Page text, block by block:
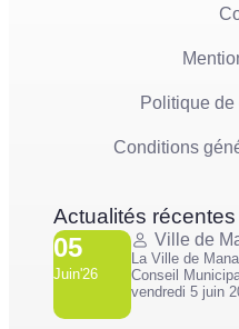
Politique
Conditions
Actualités récentes
05
Juin'26
Ville de
La Ville de
Conseil
vendredi 5 juin